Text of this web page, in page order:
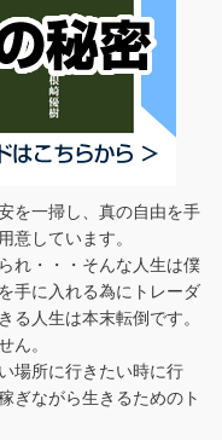
を一掃し、真の自由を手
意しています。
れ・・・そんな人生は僕
手に入れる為にトレーダ
る人生は本末転倒です。
ん。
場所に行きたい時に行
ぎながら生きるためのト